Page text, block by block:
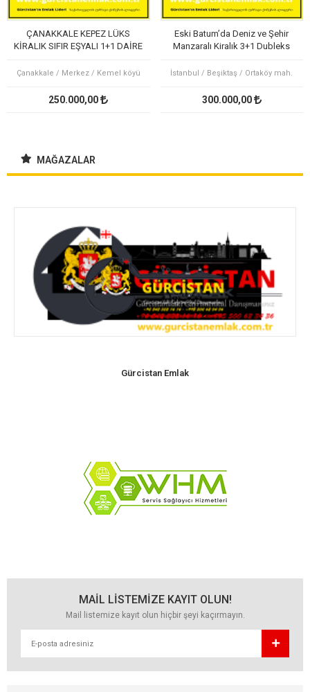
ÇANAKKALE KEPEZ LÜKS
KİRALIK SIFIR EŞYALI 1+1 DAİRE
Çanakkale / Merkez / Kemel köyü
250.000,00
Eski Batum’da Deniz ve Şehir
Manzaralı Kiralık 3+1 Dubleks
İstanbul / Beşiktaş / Ortaköy mah.
300.000,00
MAĞAZALAR
Gürcistan Emlak
MAİL LİSTEMİZE KAYIT OLUN!
Mail listemize kayıt olun hiçbir şeyi kaçırmayın.